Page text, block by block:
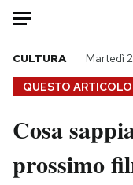
HOME
Italia
Politica
QUESTO ARTICOLO
CULTURA Martedì
Cosa
prossimo